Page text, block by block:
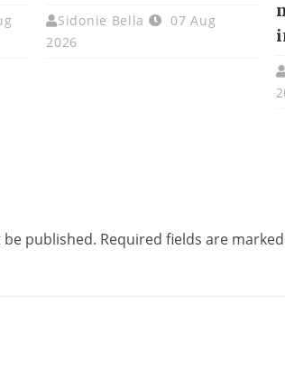
Sidonie Bella
07 Aug
2026
published. Required fields are marked